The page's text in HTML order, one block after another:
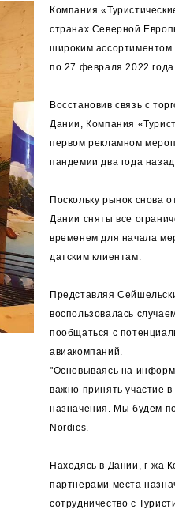
Компания
странах Северной
широким ассортиментом
по 27 февраля 2022
Восстановив связь с
Дании, Компания
первом рекламном
пандемии два года
Поскольку рынок снова
Дании сняты все
временем для начала
датским клиентам.
Представляя
воспользовалась
пообщаться с
авиакомпаний.
"Основываясь на
важно принять участие
назначения. Мы будем
Nordics.
Находясь в Дании, г-жа
партнерами места
сотрудничество с